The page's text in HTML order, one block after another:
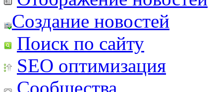
Создание новостей
Поиск по сайту
SEO оптимизация
Сообщества